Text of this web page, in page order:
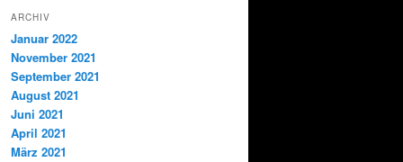
ARCHIV
Januar 2022
November 2021
September 2021
August 2021
Juni 2021
April 2021
März 2021